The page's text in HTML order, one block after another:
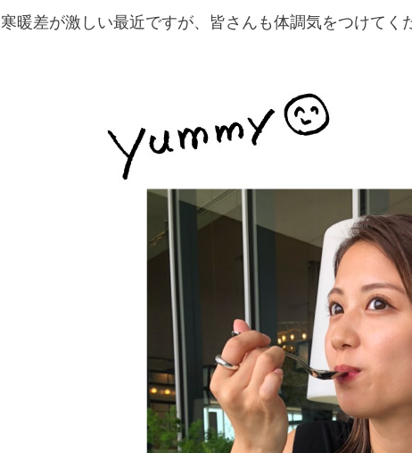
寒暖差が激しい最近ですが、皆さんも体調気をつけてく